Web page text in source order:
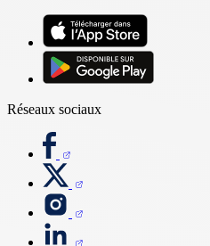
Réseaux sociaux